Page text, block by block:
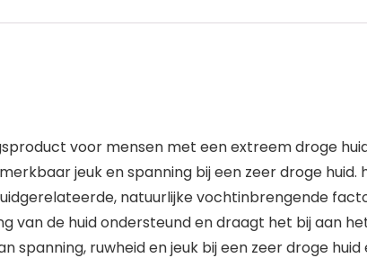
voor mensen met een extreem droge
jeuk en spanning bij een zeer droge huid.
natuurlijke vochtinbrengende
van de huid ondersteund en draagt ​​het bij aan
ruwheid en jeuk bij een zeer droge